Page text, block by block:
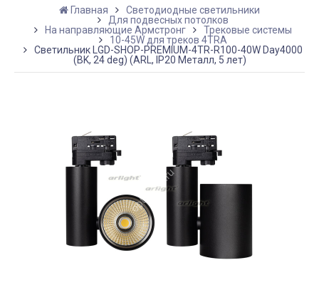
Главная
Светодиодные светильники
Для подвесных потолков
На направляющие Армстронг
Трековые системы
10-45W для треков 4TRA
Светильник LGD-SHOP-PREMIUM-4TR-R100-40W Day4000
(BK, 24 deg) (ARL, IP20 Металл, 5 лет)